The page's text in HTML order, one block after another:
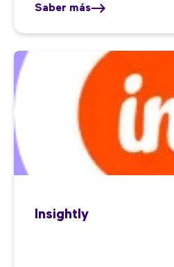
Saber más
Insightly